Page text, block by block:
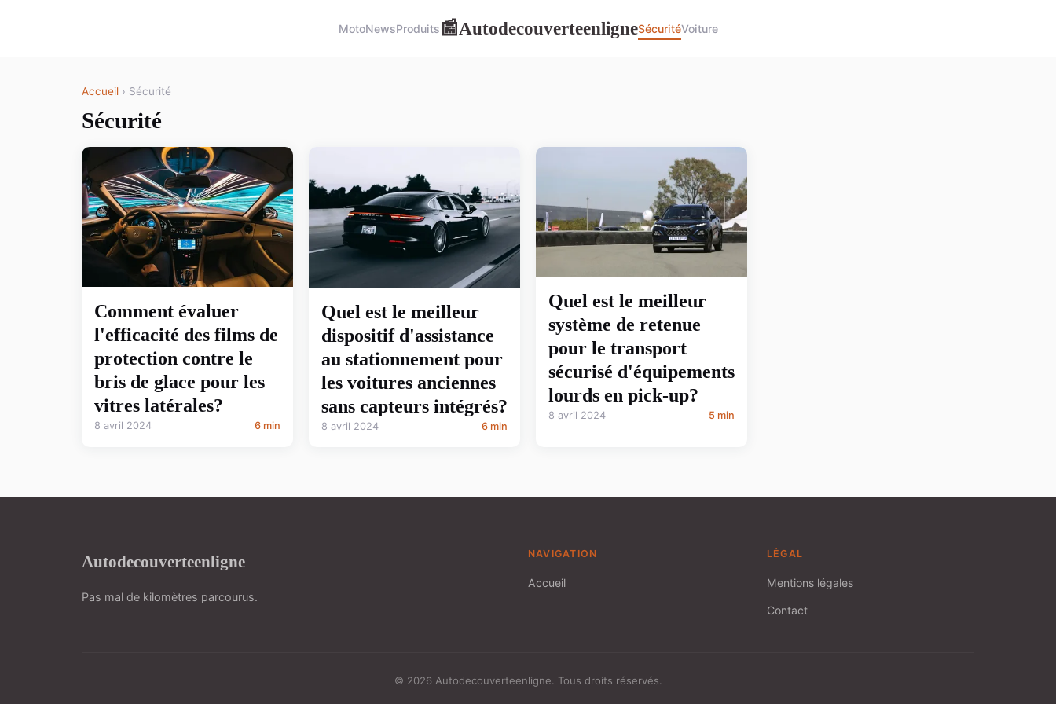
MotoNewsProduits 📰AutodecouverteenligneSécuritéVoiture
Accueil › Sécurité
Sécurité
Comment évaluer
l'efficacité des films de
protection contre le
bris de glace pour les
vitres latérales?
8 avril 2024 6 min
Quel est le meilleur
dispositif d'assistance
au stationnement pour
les voitures anciennes
sans capteurs intégrés?
8 avril 2024 6 min
Quel est le meilleur
système de retenue
pour le transport
sécurisé d'équipements
lourds en pick-up?
8 avril 2024 5 min
Autodecouverteenligne
Pas mal de kilomètres parcourus.
NAVIGATION
Accueil
LÉGAL
Mentions légales
Contact
© 2026 Autodecouverteenligne. Tous droits réservés.